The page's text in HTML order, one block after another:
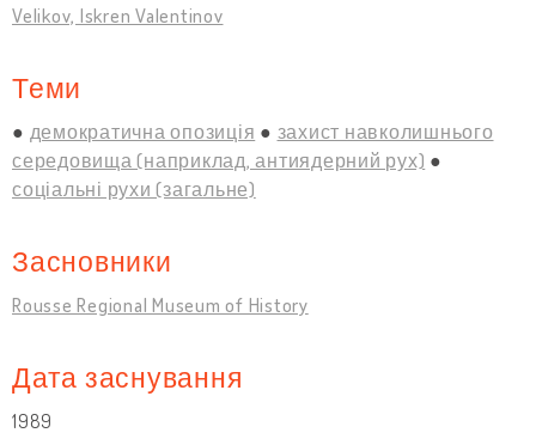
Velikov, Iskren Valentinov
Теми
демократична опозиція
захист навколишнього
середовища (наприклад, антиядерний рух)
соціальні рухи (загальне)
Засновники
Rousse Regional Museum of History
Дата заснування
1989